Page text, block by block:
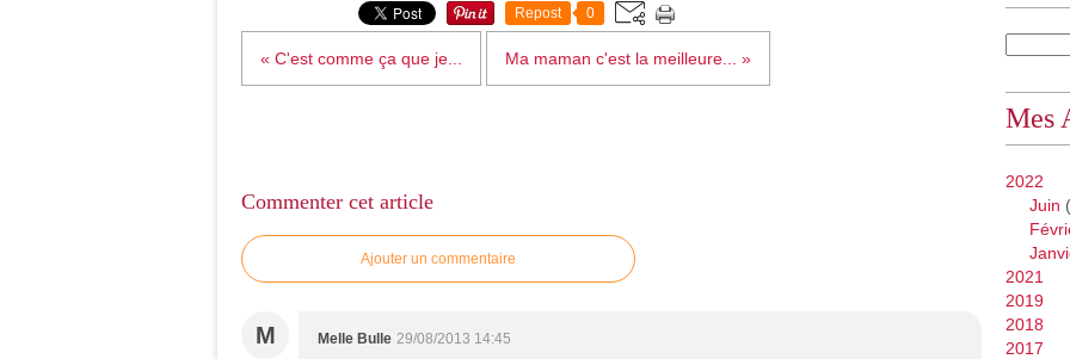
Repost 0
« C'est comme ça que je... Ma maman c'est la meilleure... »
Commenter cet article
Ajouter un commentaire
M Melle Bulle 29/08/2013 14:45
Mes
2022
Juin
2021
2019
2018
2017